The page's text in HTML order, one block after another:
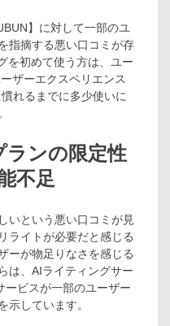
】に対して一部のユ
指摘する悪い口コミが存
を初めて使う方は、ユー
ザーエクスペリエンス
れるまでに多少使いに
ランの限定性
不足
いという悪い口コミが見
ライトが必要だと感じる
ーが物足りなさを感じる
は、AIライティングサー
ービスが一部のユーザー
示しています。